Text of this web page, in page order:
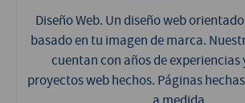
Diseño Web. Un diseño web
basado en tu imagen de marca.
cuentan con años de experiencias
proyectos web hechos. Páginas